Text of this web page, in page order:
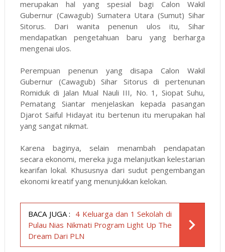
merupakan hal yang spesial bagi Calon Wakil
Gubernur (Cawagub) Sumatera Utara (Sumut) Sihar
Sitorus. Dari wanita penenun ulos itu, Sihar
mendapatkan pengetahuan baru yang berharga
mengenai ulos.
Perempuan penenun yang disapa Calon Wakil
Gubernur (Cawagub) Sihar Sitorus di pertenunan
Romiduk di Jalan Mual Nauli III, No. 1, Siopat Suhu,
Pematang Siantar menjelaskan kepada pasangan
Djarot Saiful Hidayat itu bertenun itu merupakan hal
yang sangat nikmat.
Karena baginya, selain menambah pendapatan
secara ekonomi, mereka juga melanjutkan kelestarian
kearifan lokal. Khususnya dari sudut pengembangan
ekonomi kreatif yang menunjukkan kelokan.
BACA JUGA : 4 Keluarga dan 1 Sekolah di
Pulau Nias Nikmati Program Light Up The
Dream Dari PLN